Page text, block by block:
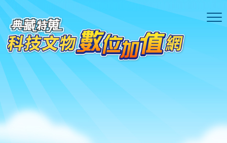
跳到主要內容區塊